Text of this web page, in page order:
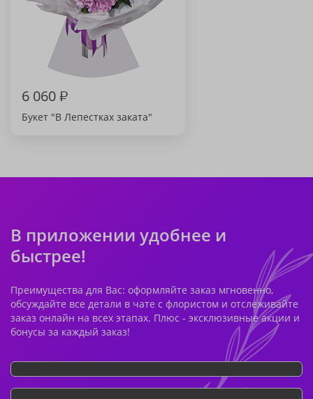
6 060₽
Букет "В Лепестках заката"
В приложении удобнее и
быстрее!
Преимущества для Вас: оформляйте заказ мгновенно,
обсуждайте все детали в чате с флористом и отслеживайте
заказ онлайн на всех этапах. Плюс - эксклюзивные акции и
бонусы за каждый заказ!